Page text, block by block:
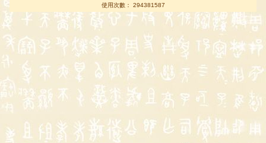
使用次數： 294381587